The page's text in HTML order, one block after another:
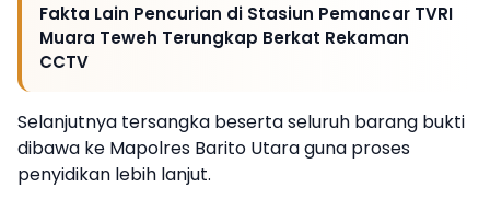
Fakta Lain Pencurian di Stasiun Pemancar TVRI
Muara Teweh Terungkap Berkat Rekaman
CCTV
Selanjutnya tersangka beserta seluruh barang bukti
dibawa ke Mapolres Barito Utara guna proses
penyidikan lebih lanjut.